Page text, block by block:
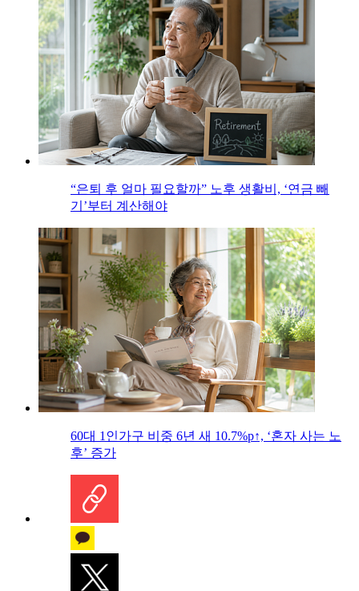
“은퇴 후 얼마 필요할까” 노후 생활비, ‘연금 빼
기’부터 계산해야
60대 1인가구 비중 6년 새 10.7%p↑, ‘혼자 사는 노
후’ 증가